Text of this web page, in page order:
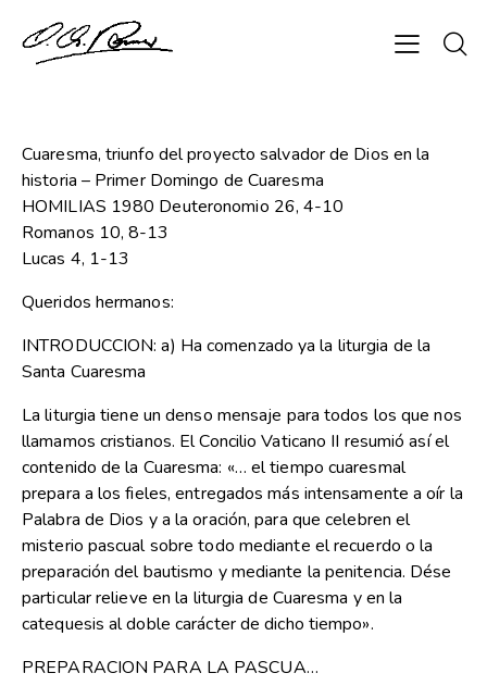
Cuaresma, triunfo del proyecto salvador de Dios en la
historia – Primer Domingo de Cuaresma
HOMILIAS 1980 Deuteronomio 26, 4-10
Romanos 10, 8-13
Lucas 4, 1-13
Queridos hermanos:
INTRODUCCION: a) Ha comenzado ya la liturgia de la
Santa Cuaresma
La liturgia tiene un denso mensaje para todos los que nos
llamamos cristianos. El Concilio Vaticano II resumió así el
contenido de la Cuaresma: «… el tiempo cuaresmal
prepara a los fieles, entregados más intensamente a oír la
Palabra de Dios y a la oración, para que celebren el
misterio pascual sobre todo mediante el recuerdo o la
preparación del bautismo y mediante la penitencia. Dése
particular relieve en la liturgia de Cuaresma y en la
catequesis al doble carácter de dicho tiempo».
PREPARACION PARA LA PASCUA…